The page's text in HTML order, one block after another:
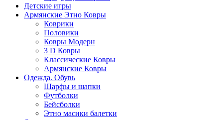
Детские игры
Армянские Этно Ковры
Коврики
Половики
Ковры Модерн
3 D Ковры
Классические Ковры
Армянские Ковры
Одежда. Обувь
Шарфы и шапки
Футболки
Бейсболки
Этно масики балетки